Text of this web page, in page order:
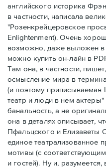
английского историка
в частности, написала
"Розенкрейцеровское
Enlightenment). Очень
возможно, даже выложен в
можно купить он-лайн в
Там она, в частности,
осмысление мира в
(и поэтому
театр и люди в нем актеры"
банальность, а не
она в деталях описывает,
Пфальцского и Елизаветы
единое театрализованное
мотивы (с
и гостей). Ну и,